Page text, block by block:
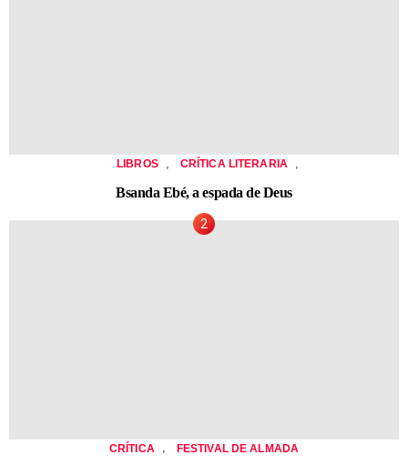
LIBROS CRÍTICA LITERARIA
Bsanda Ebé, a espada de Deus
CRÍTICA , FESTIVAL DE ALMADA